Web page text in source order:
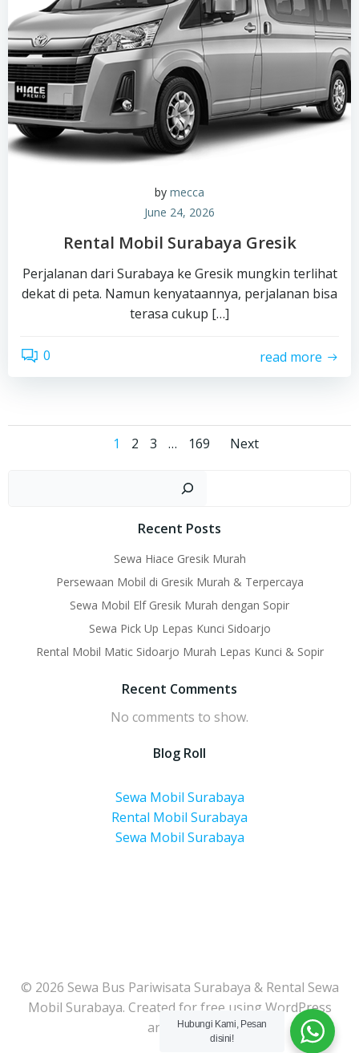
by mecca
June 24, 2026
Rental Mobil Surabaya Gresik
Perjalanan dari Surabaya ke Gresik mungkin terlihat
dekat di peta. Namun kenyataannya, perjalanan bisa
terasa cukup […]
0 read more
Posts
navigation
Page
1 Page
2 Page
3 … Page
169
Posts
Next
Recent Posts
Sewa Hiace Gresik Murah
Persewaan Mobil di Gresik Murah & Terpercaya
Sewa Mobil Elf Gresik Murah dengan Sopir
Sewa Pick Up Lepas Kunci Sidoarjo
Rental Mobil Matic Sidoarjo Murah Lepas Kunci & Sopir
Recent Comments
No comments to show.
Blog Roll
Sewa Mobil Surabaya
Rental Mobil Surabaya
Sewa Mobil Surabaya
© 2026 Sewa Bus Pariwisata Surabaya & Rental Sewa
Mobil Surabaya. Created for free using WordPress
and
Colibri
Hubungi Kami, Pesan
disini!